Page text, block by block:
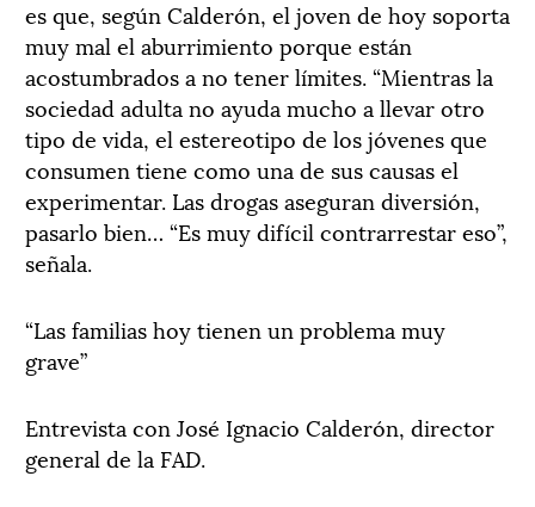
es que, según Calderón, el joven de hoy soporta
muy mal el aburrimiento porque están
acostumbrados a no tener límites. “Mientras la
sociedad adulta no ayuda mucho a llevar otro
tipo de vida, el estereotipo de los jóvenes que
consumen tiene como una de sus causas el
experimentar. Las drogas aseguran diversión,
pasarlo bien… “Es muy difícil contrarrestar eso”,
señala.
“Las familias hoy tienen un problema muy
grave”
Entrevista con José Ignacio Calderón, director
general de la FAD.